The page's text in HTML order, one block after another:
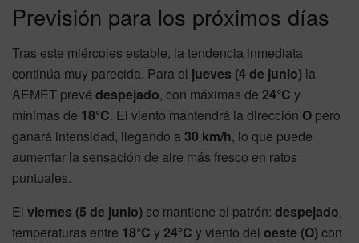
Previsión para los próximos días
Tras este miércoles estable, la tendencia inmediata
continúa muy parecida. Para el jueves (4 de junio) la
AEMET prevé despejado, con máximas de 24°C y
mínimas de 18°C. El viento mantendrá la dirección O pero
ganará intensidad, llegando a 30 km/h, lo que puede
aumentar la sensación de aire más fresco en ratos
puntuales.
El viernes (5 de junio) se mantiene el patrón: despejado,
temperaturas entre 18°C y24°C y viento del oeste (O)con